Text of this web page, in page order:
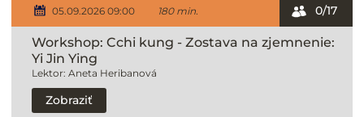
05.09.2026 09:00 180 min.
Workshop: Cchi kung - Zostava na zjemnenie:
Yi Jin Ying
Lektor: Aneta Heribanová
0/17
Zobraziť